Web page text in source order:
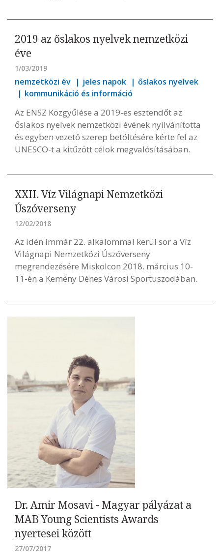
2019 az őslakos nyelvek nemzetközi
éve
1/03/2019
nemzetközi év jeles napok
őslakos nyelvek
kommunikáció és információ
Az ENSZ Közgyűlése a 2019-es esztendőt az
őslakos nyelvek nemzetközi évének nyilvánította
és egyben vezető szerep betöltésére kérte fel az
UNESCO-t a kitűzött célok megvalósításában.
XXII. Víz Világnapi Nemzetközi
Úszóverseny
12/02/2018
Az idén immár 22. alkalommal kerül sor a Víz
Világnapi Nemzetközi Úszóverseny
megrendezésére Miskolcon 2018. március 10-
11-én a Kemény Dénes Városi Sportuszodában.
Dr. Amir Mosavi - Magyar pályázat a
MAB Young Scientists Awards
nyertesei között
27/07/2017